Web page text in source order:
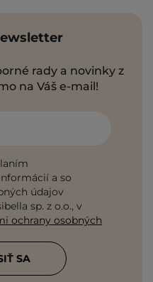
rady a novinky z
na Váš e-mail!
a so
údajov
sp. z o.o., v
ochrany osobných
SA